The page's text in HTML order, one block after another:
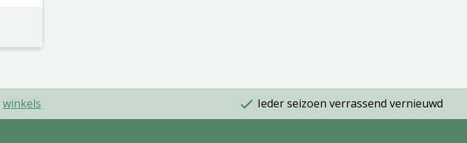
winkels Ieder seizoen verrassend vernieuwd